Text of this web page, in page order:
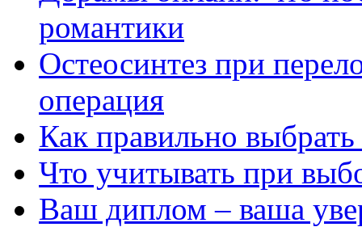
романтики
Остеосинтез при
операция
Как правильно
Что учитывать при
Ваш диплом – ваша